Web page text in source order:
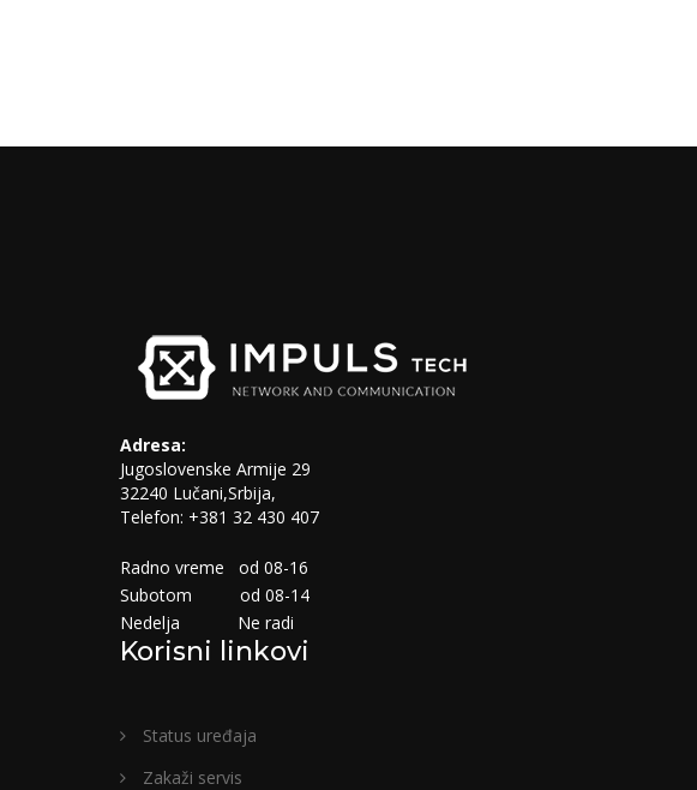
Adresa:
Jugoslovenske Armije 29
32240 Lučani,Srbija,
Telefon: +381 32 430 407
Radno vreme od 08-16
Subotom od 08-14
Nedelja Ne radi
Korisni linkovi
Status uređaja
Zakaži servis